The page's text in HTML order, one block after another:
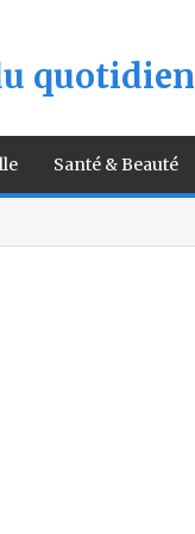
quotidien
Santé & Beauté